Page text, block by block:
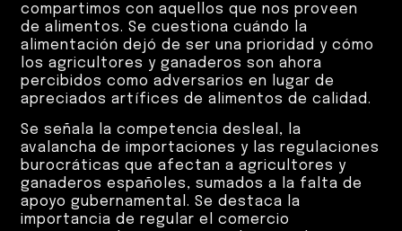
compartimos con aquellos que nos proveen
de alimentos. Se cuestiona cuándo la
alimentación dejó de ser una prioridad y cómo
los agricultores y ganaderos son ahora
percibidos como adversarios en lugar de
apreciados artífices de alimentos de calidad.
Se señala la competencia desleal, la
avalancha de importaciones y las regulaciones
burocráticas que afectan a agricultores y
ganaderos españoles, sumados a la falta de
apoyo gubernamental. Se destaca la
importancia de regular el comercio